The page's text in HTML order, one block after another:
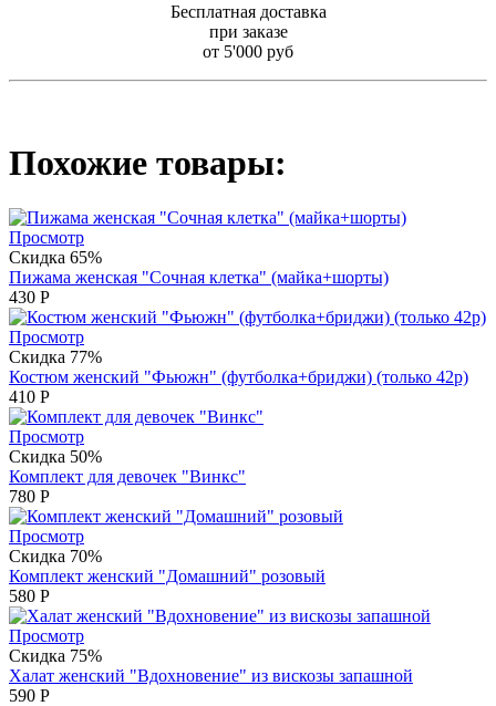
Бесплатная доставка
при заказе
от 5'000 руб
Похожие товары:
Просмотр
Скидка 65%
Пижама женская "Сочная клетка" (майка+шорты)
430 Р
Просмотр
Скидка 77%
Костюм женский "Фьюжн" (футболка+бриджи) (только 42р)
410 Р
Просмотр
Скидка 50%
Комплект для девочек "Винкс"
780 Р
Просмотр
Скидка 70%
Комплект женский "Домашний" розовый
580 Р
Просмотр
Скидка 75%
Халат женский "Вдохновение" из вискозы запашной
590 Р